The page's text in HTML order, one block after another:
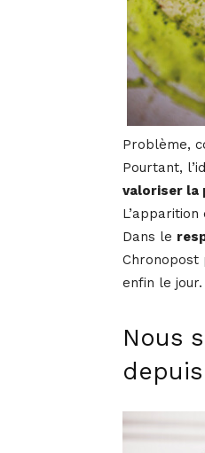
Problème,
Pourtant,
valoriser la
Dans le
Chronopost
enfin le jour.
Nous